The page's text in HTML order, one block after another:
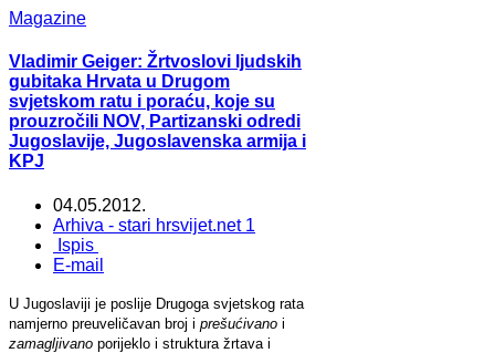
Magazine
Vladimir Geiger: Žrtvoslovi ljudskih
gubitaka Hrvata u Drugom
svjetskom ratu i poraću, koje su
prouzročili NOV, Partizanski odredi
Jugoslavije, Jugoslavenska armija i
KPJ
04.05.2012.
Arhiva - stari hrsvijet.net 1
Ispis
E-mail
U Jugoslaviji je poslije Drugoga svjetskog rata
namjerno preuveličavan broj i prešućivano i
zamagljivano porijeklo i struktura žrtava i